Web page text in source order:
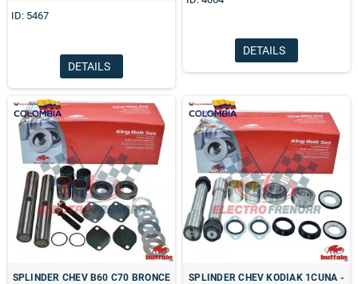
ID: 5467
DETAILS
DETAILS
SPLINDER CHEV B60 C70 BRONCE
SPLINDER CHEV KODIAK 1CUNA -